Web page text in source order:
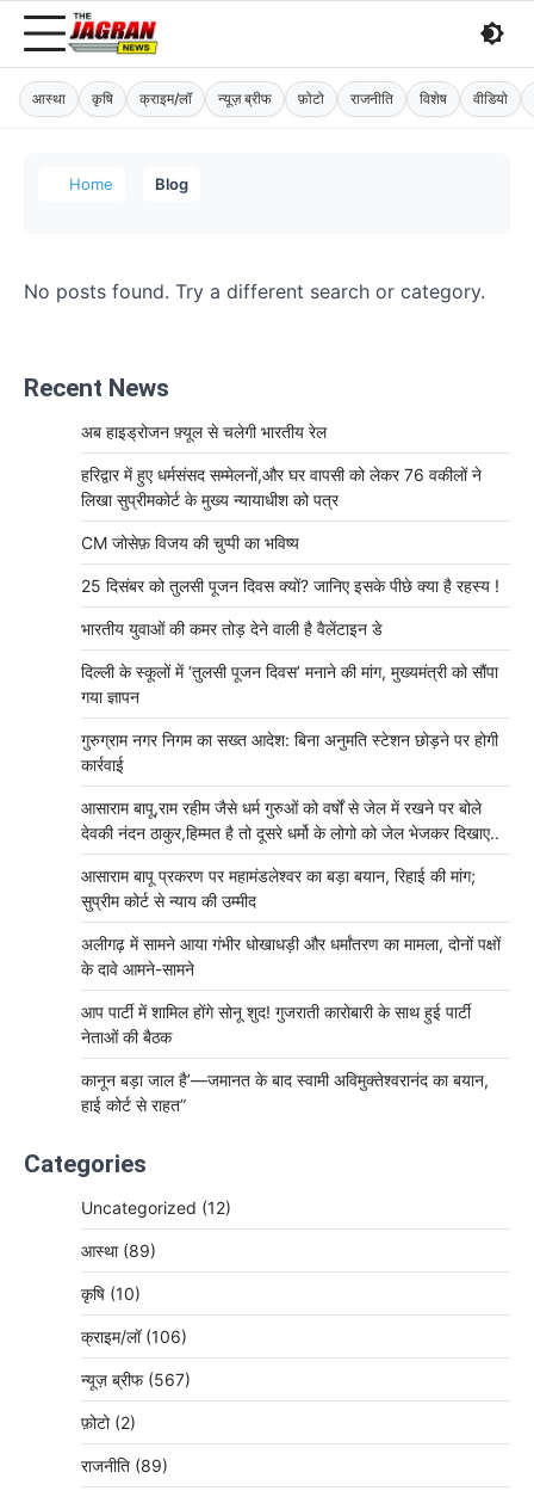
आस्था कृषि क्राइम/लॉ न्यूज़ ब्रीफ फ़ोटो राजनीति विशेष वीडियो
Home Blog
No posts found. Try a different search or category.
Recent News
अब हाइड्रोजन फ़्यूल से चलेगी भारतीय रेल
हरिद्वार में हुए धर्मसंसद सम्मेलनों,और घर वापसी को लेकर 76 वकीलों ने
लिखा सुप्रीमकोर्ट के मुख्य न्यायाधीश को पत्र
CM जोसेफ़ विजय की चुप्पी का भविष्य
25 दिसंबर को तुलसी पूजन दिवस क्यों? जानिए इसके पीछे क्या है रहस्य !
भारतीय युवाओं की कमर तोड़ देने वाली है वैलेंटाइन डे
दिल्ली के स्कूलों में ‘तुलसी पूजन दिवस’ मनाने की मांग, मुख्यमंत्री को सौंपा
गया ज्ञापन
गुरुग्राम नगर निगम का सख्त आदेश: बिना अनुमति स्टेशन छोड़ने पर होगी
कार्रवाई
आसाराम बापू,राम रहीम जैसे धर्म गुरुओं को वर्षों से जेल में रखने पर बोले
देवकी नंदन ठाकुर,हिम्मत है तो दूसरे धर्मो के लोगो को जेल भेजकर दिखाए..
आसाराम बापू प्रकरण पर महामंडलेश्वर का बड़ा बयान, रिहाई की मांग;
सुप्रीम कोर्ट से न्याय की उम्मीद
अलीगढ़ में सामने आया गंभीर धोखाधड़ी और धर्मांतरण का मामला, दोनों पक्षों
के दावे आमने-सामने
आप पार्टी में शामिल होंगे सोनू शुद! गुजराती कारोबारी के साथ हुई पार्टी
नेताओं की बैठक
कानून बड़ा जाल है’—जमानत के बाद स्वामी अविमुक्तेश्वरानंद का बयान,
हाई कोर्ट से राहत”
Categories
Uncategorized (12)
आस्था (89)
कृषि (10)
क्राइम/लॉ (106)
न्यूज़ ब्रीफ (567)
फ़ोटो (2)
राजनीति (89)